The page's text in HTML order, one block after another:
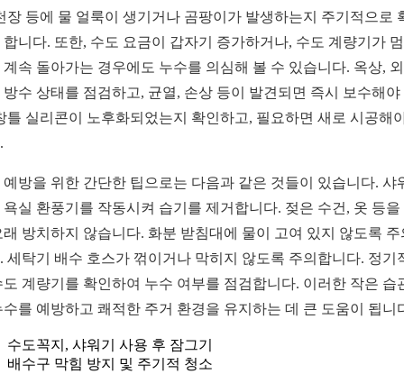
장 등에 물 얼룩이 생기거나 곰팡이가 발생하는지 주기적으로
합니다. 또한, 수도 요금이 갑자기 증가하거나, 수도 계량기가
계속 돌아가는 경우에도 누수를 의심해 볼 수 있습니다. 옥상,
방수 상태를 점검하고, 균열, 손상 등이 발견되면 즉시 보수해야
틀 실리콘이 노후화되었는지 확인하고, 필요하면 새로 시공해
예방을 위한 간단한 팁으로는 다음과 같은 것들이 있습니다. 샤
욕실 환풍기를 작동시켜 습기를 제거합니다. 젖은 수건, 옷 등을
래 방치하지 않습니다. 화분 받침대에 물이 고여 있지 않도록 주
세탁기 배수 호스가 꺾이거나 막히지 않도록 주의합니다. 정기
도 계량기를 확인하여 누수 여부를 점검합니다. 이러한 작은 습
수를 예방하고 쾌적한 주거 환경을 유지하는 데 큰 도움이 됩니
수도꼭지, 샤워기 사용 후 잠그기
배수구 막힘 방지 및 주기적 청소